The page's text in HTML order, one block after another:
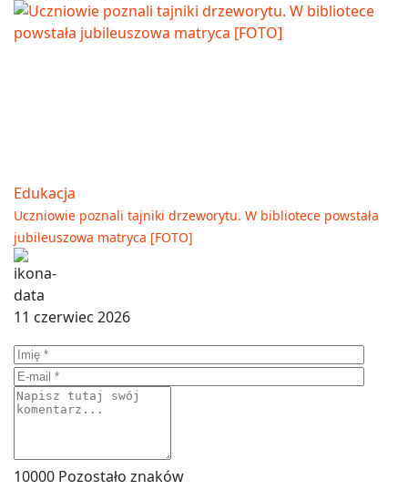
Edukacja
Uczniowie poznali tajniki drzeworytu. W bibliotece powstała
jubileuszowa matryca [FOTO]
11 czerwiec 2026
10000 Pozostało znaków